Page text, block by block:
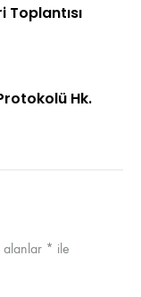
Hk.
alanlar * ile